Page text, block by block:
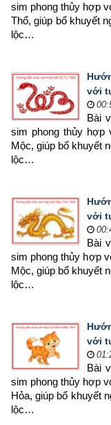
sim phong thủy hợp
Thổ, giúp bổ khuyết
lộc…
với
Bài
sim phong thủy hợp
Mộc, giúp bổ khuyết
lộc…
với
Bài
sim phong thủy hợp
Mộc, giúp bổ khuyết
lộc…
với
Bài
sim phong thủy hợp
Hỏa, giúp bổ khuyết
lộc…